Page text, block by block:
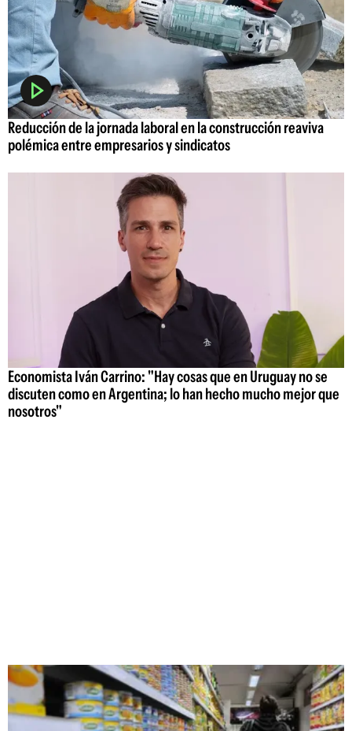
Reducción de la jornada laboral en la construcción reaviva
polémica entre empresarios y sindicatos
Economista Iván Carrino: "Hay cosas que en Uruguay no se
discuten como en Argentina; lo han hecho mucho mejor que
nosotros"